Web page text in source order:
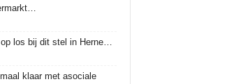
los bij dit stel in Herne…
klaar met asociale